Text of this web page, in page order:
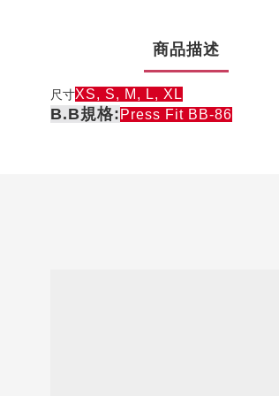
商品描述
尺寸XS, S, M, L, XL
B.B規格: Press Fit BB-86